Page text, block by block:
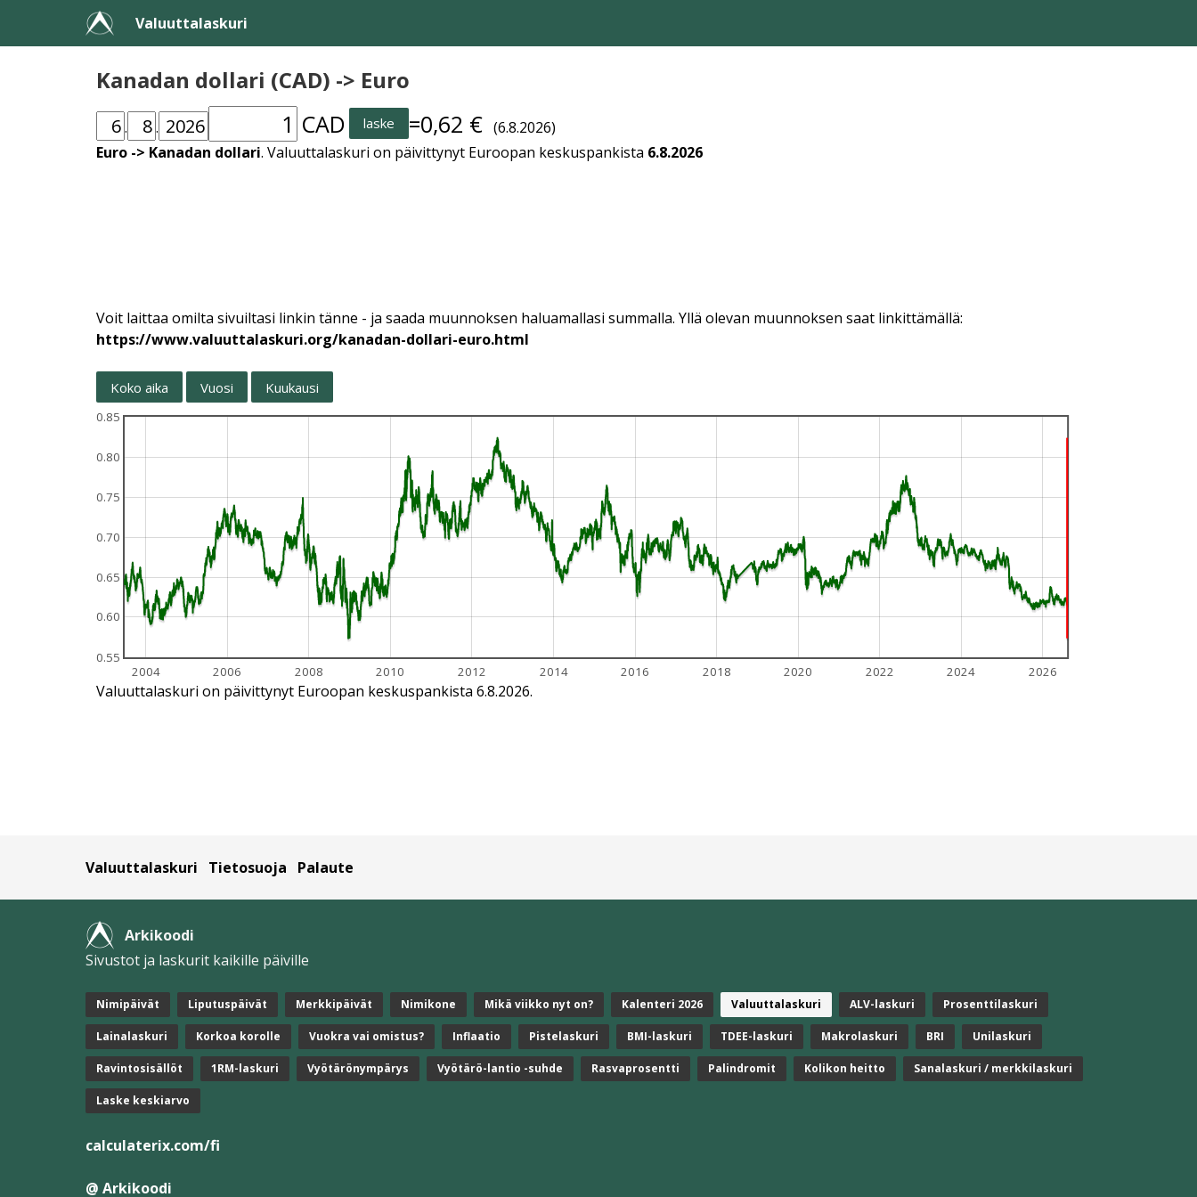
Valuuttalaskuri
Kanadan dollari (CAD) -> Euro
. . CAD laske =0,62 € (6.8.2026)
Euro -> Kanadan dollari. Valuuttalaskuri on päivittynyt Euroopan keskuspankista 6.8.2026
Voit laittaa omilta sivuiltasi linkin tänne - ja saada muunnoksen haluamallasi summalla. Yllä olevan muunnoksen saat linkittämällä:
https://www.valuuttalaskuri.org/kanadan-dollari-euro.html
Koko aika Vuosi Kuukausi
2004 2006 2008 2010 2012 2014 2016 2018 2020 2022 2024 2026
0.55
0.60
0.65
0.70
0.75
0.80
0.85
Valuuttalaskuri on päivittynyt Euroopan keskuspankista 6.8.2026.
Valuuttalaskuri Tietosuoja Palaute
Arkikoodi
Sivustot ja laskurit kaikille päiville
Nimipäivät Liputuspäivät Merkkipäivät Nimikone Mikä viikko nyt on? Kalenteri 2026 Valuuttalaskuri ALV-laskuri Prosenttilaskuri
Lainalaskuri Korkoa korolle Vuokra vai omistus? Inflaatio Pistelaskuri BMI-laskuri TDEE-laskuri Makrolaskuri BRI Unilaskuri
Ravintosisällöt 1RM-laskuri Vyötärönympärys Vyötärö-lantio -suhde Rasvaprosentti Palindromit Kolikon heitto Sanalaskuri / merkkilaskuri
Laske keskiarvo
calculaterix.com/fi
@ Arkikoodi